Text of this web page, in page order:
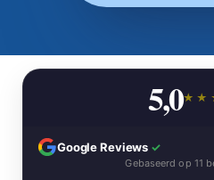
5,0
Google Reviews ✓
Gebaseerd op 11